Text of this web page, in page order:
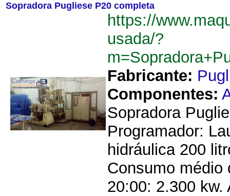
Sopradora Pugliese P20 completa
https://
usada/?
Fabricante:
Componentes:
Sopradora
Programador:
hidráulica 200
Consumo médio
20:00: 2.300